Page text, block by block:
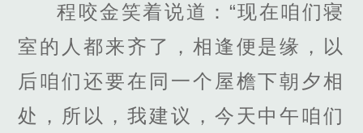
程咬金笑着说道：“现在咱们寝
室的人都来齐了，相逢便是缘，以
后咱们还要在同一个屋檐下朝夕相
处，所以，我建议，今天中午咱们